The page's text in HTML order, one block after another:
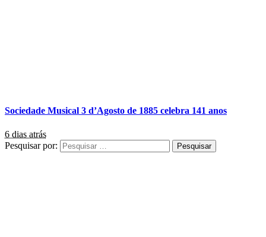
Sociedade Musical 3 d’Agosto de 1885 celebra 141 anos
6 dias atrás
Pesquisar por: